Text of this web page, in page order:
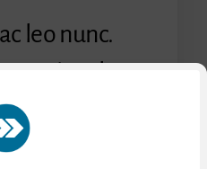
leo nunc.
vel ante